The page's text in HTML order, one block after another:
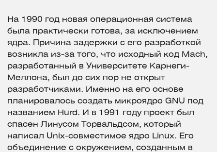
На 1990 год новая операционная система
была практически готова, за исключением
ядра. Причина задержки с его разработкой
возникла из-за того, что исходный код Mach,
разработанный в Университете Карнеги-
Меллона, был до сих пор не открыт
разработчиками. Именно на его основе
планировалось создать микроядро GNU под
названием Hurd. И в 1991 году проект был
спасен Линусом Торвальдсом, который
написал Unix-совместимое ядро Linux. Его
объединение с окружением, созданным в